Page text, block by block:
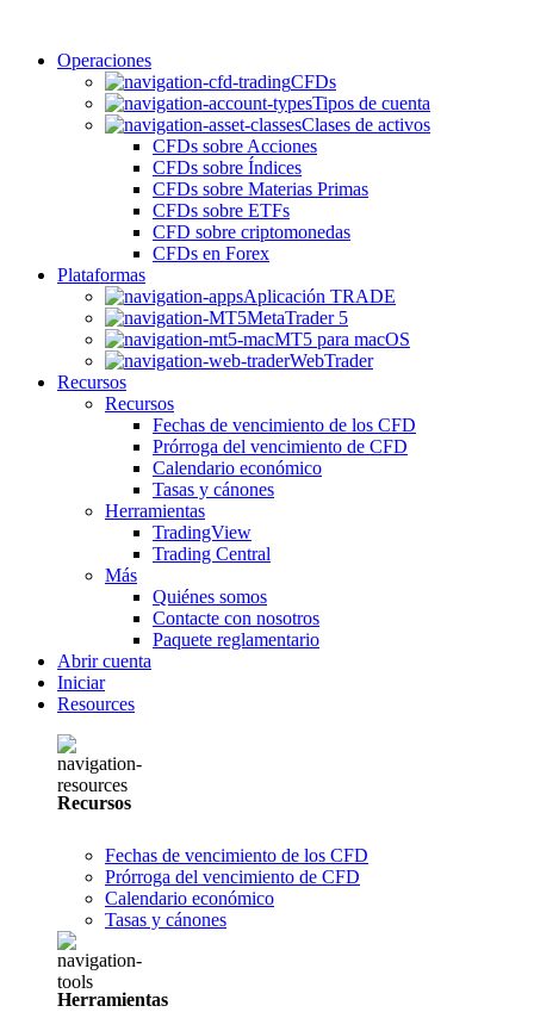
Operaciones
CFDs
Tipos de cuenta
Clases de activos
CFDs sobre Acciones
CFDs sobre Índices
CFDs sobre Materias Primas
CFDs sobre ETFs
CFD sobre criptomonedas
CFDs en Forex
Plataformas
Aplicación TRADE
MetaTrader 5
MT5 para macOS
WebTrader
Recursos
Recursos
Fechas de vencimiento de los CFD
Prórroga del vencimiento de CFD
Calendario económico
Tasas y cánones
Herramientas
TradingView
Trading Central
Más
Quiénes somos
Contacte con nosotros
Paquete reglamentario
Abrir cuenta
Iniciar
Resources
Recursos
Fechas de vencimiento de los CFD
Prórroga del vencimiento de CFD
Calendario económico
Tasas y cánones
Herramientas